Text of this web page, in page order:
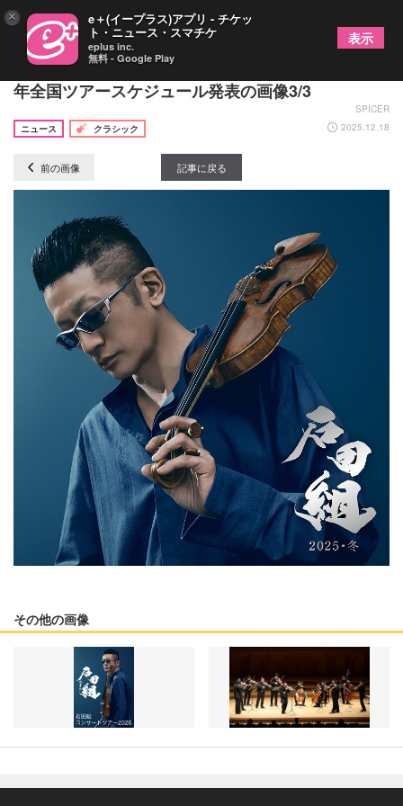
ヴァイオリニスト・石田泰尚率いる「石田組」2026
年全国ツアースケジュール発表の画像3/3
SPICER
ニュース
クラシック 2025.12.18
前の画像 記事に戻る
その他の画像
× e＋(イープラス)アプリ - チケッ
ト・ニュース・スマチケ
eplus inc.
無料 - Google Play
表示